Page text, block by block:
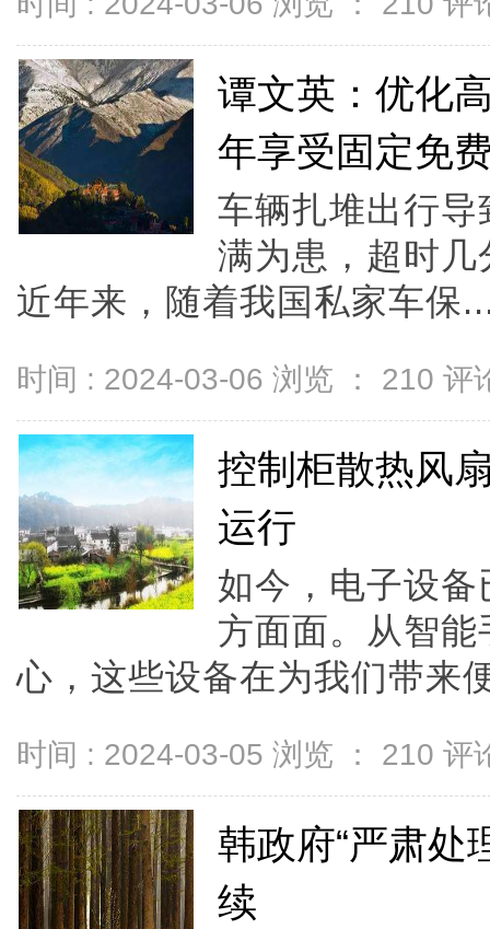
谭文英：优化
年享受固定免
车辆扎堆出行
满为患，超时
近年来，随着我国私家车保
时间 : 2024-03-06 浏览 ： 210 评
控制柜散热风
运行
如今，电子设
方面面。从智
心，这些设备在为我们带来
时间 : 2024-03-05 浏览 ： 210 评
韩政府“严肃处
续